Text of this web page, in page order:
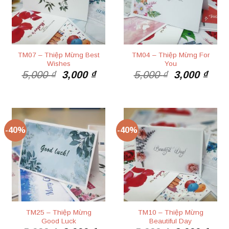
TM07 – Thiệp Mừng Best
Wishes
5,000₫
Giá
5,000 ₫.
3,000 ₫Giá
là:
3,000 ₫.
TM04 – Thiệp Mừng For
You
5,000₫
Giá
5,000 ₫.
3,000 ₫Giá
là:
-40%
TM25 – Thiệp Mừng
Good Luck
-40%
TM10 – Thiệp Mừng
Beautiful Day